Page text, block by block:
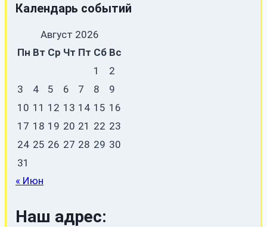
Календарь событий
Август 2026
Пн Вт Ср Чт Пт Сб Вс
1
2
3
4 5 6 7 8
9
10 11 12 13 14 15 16
17 18 19 20 21 22 23
24 25 26 27 28 29 30
31
« Июн
Наш адрес: